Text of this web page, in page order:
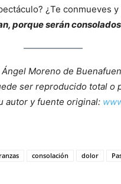
¿Te conmueves
porque serán
Moreno de
ser reproducido total o
autor y fuente original:
consolación dolor